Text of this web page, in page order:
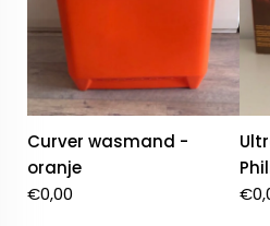
Curver wasmand -
oranje
€0,00
€